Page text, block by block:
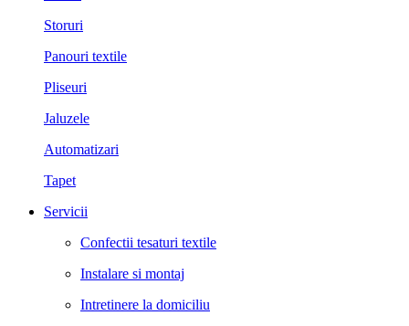
Storuri
Panouri textile
Pliseuri
Jaluzele
Automatizari
Tapet
Servicii
Confectii tesaturi textile
Instalare si montaj
Intretinere la domiciliu